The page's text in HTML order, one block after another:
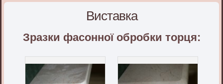
Виставка
Зразки фасонної обробки торця: